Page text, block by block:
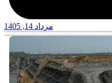
مرداد 14, 1405